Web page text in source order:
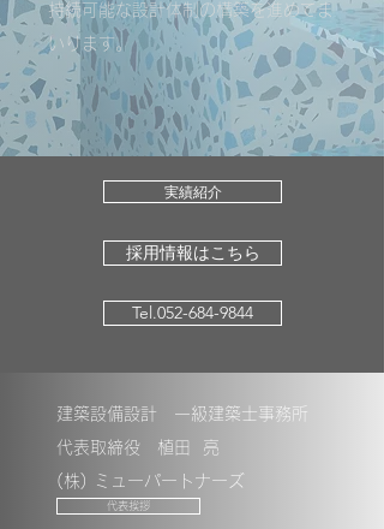
持続可能な設計体制の構築を進めてま
いります。
実績紹介
採用情報はこちら
Tel.052-684-9844
建築設備設計 一級建築士事務所
代表取締役 植田 亮
(株) ミューパートナーズ
代表挨拶